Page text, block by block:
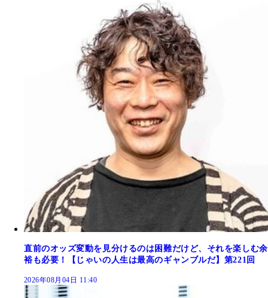
直前のオッズ変動を見分けるのは困難だけど、それを楽しむ余
裕も必要！【じゃいの人生は最高のギャンブルだ】第221回
2026年08月04日 11:40